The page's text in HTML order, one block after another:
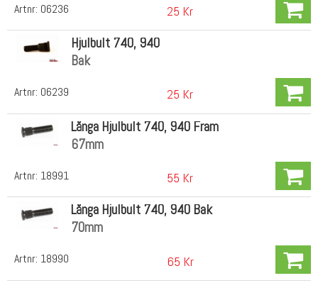
Artnr: 06236 25 Kr
Artnr: 06239
Hjulbult 740, 940
Bak
25 Kr
Artnr: 18991
Långa Hjulbult 740, 940 Fram
67mm
55 Kr
Artnr: 18990
Långa Hjulbult 740, 940 Bak
70mm
65 Kr